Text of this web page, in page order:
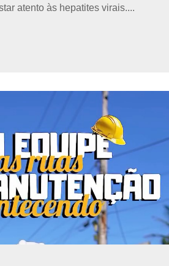
atento às hepatites virais....